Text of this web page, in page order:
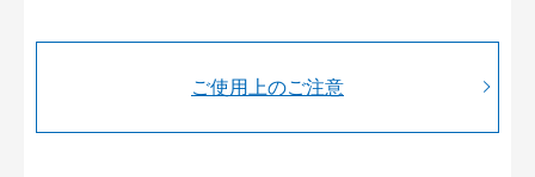
ご使用上のご注意